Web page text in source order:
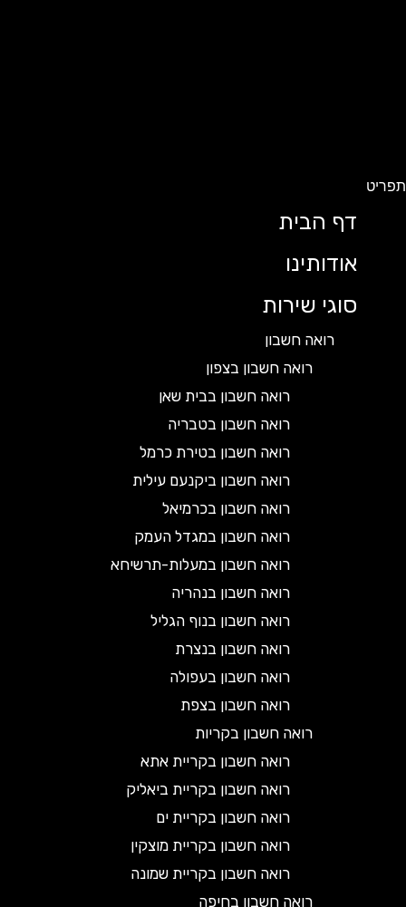
דף הבית
אודותינו
סוגי שירות
רואה חשבון
רואה חשבון בצפון
רואה חשבון בבית שאן
רואה חשבון בטבריה
רואה חשבון בטירת כרמל
רואה חשבון ביקנעם עילית
רואה חשבון בכרמיאל
רואה חשבון במגדל העמק
רואה חשבון במעלות-תרשיחא
רואה חשבון בנהריה
רואה חשבון בנוף הגליל
רואה חשבון בנצרת
רואה חשבון בעפולה
רואה חשבון בצפת
רואה חשבון בקריות
רואה חשבון בקריית אתא
רואה חשבון בקריית ביאליק
רואה חשבון בקריית ים
רואה חשבון בקריית מוצקין
רואה חשבון בקריית שמונה
רואה חשבון בחיפה